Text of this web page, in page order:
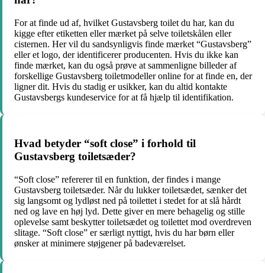
For at finde ud af, hvilket Gustavsberg toilet du har, kan du
kigge efter etiketten eller mærket på selve toiletskålen eller
cisternen. Her vil du sandsynligvis finde mærket “Gustavsberg”
eller et logo, der identificerer producenten. Hvis du ikke kan
finde mærket, kan du også prøve at sammenligne billeder af
forskellige Gustavsberg toiletmodeller online for at finde en, der
ligner dit. Hvis du stadig er usikker, kan du altid kontakte
Gustavsbergs kundeservice for at få hjælp til identifikation.
Hvad betyder “soft close” i forhold til
Gustavsberg toiletsæder?
“Soft close” refererer til en funktion, der findes i mange
Gustavsberg toiletsæder. Når du lukker toiletsædet, sænker det
sig langsomt og lydløst ned på toilettet i stedet for at slå hårdt
ned og lave en høj lyd. Dette giver en mere behagelig og stille
oplevelse samt beskytter toiletsædet og toilettet mod overdreven
slitage. “Soft close” er særligt nyttigt, hvis du har børn eller
ønsker at minimere støjgener på badeværelset.